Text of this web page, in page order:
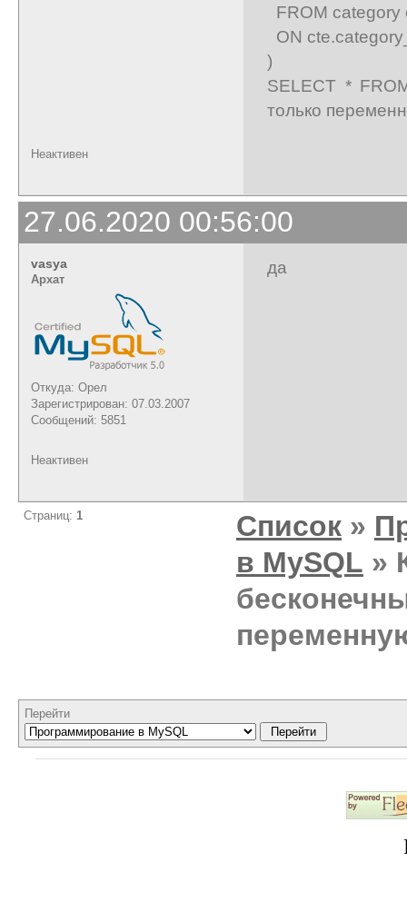
FROM category
ON
)
SELECT *
только
Неактивен
27.06.2020 00:56:00
vasya
Архат
Откуда: Орел
Зарегистрирован: 07.03.2007
Сообщений: 5851
да
Неактивен
Страниц: 1 Список »
в MySQL »
Перейти